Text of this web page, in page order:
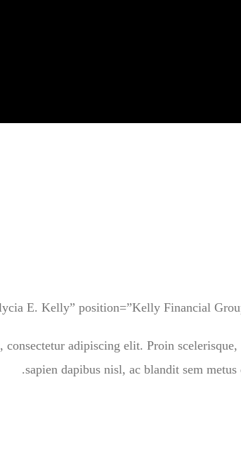
adipiscing elit. Proin
sapien dapibus nisl, ac blandit sem